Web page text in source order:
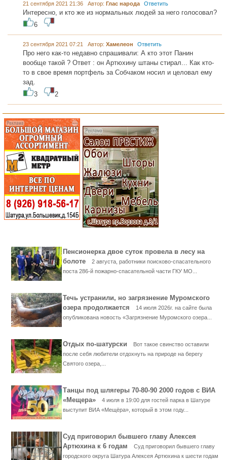
21 сентября 2021 21:36 Автор: Глас народа Ответить
Интересно, и кто же из нормальных людей за него голосовал?
6
23 сентября 2021 07:21 Автор: Хамелеон Ответить
Про него как-то недавно спрашивали: А кто этот Панин
вообще такой ? Ответ : он Артюхину штаны стирал... Как кто-
то в свое время портфель за Собчаком носил и целовал ему
зад.
3
2
Пенсионерка двое суток провела в лесу на
болоте
2 августа, работники поисково-спасательного
поста 286-й пожарно-спасательной части ГКУ МО...
Течь устранили, но загрязнение Муромского
озера продолжается
14 июля 2026г. на сайте была
опубликована новость «Загрязнение Муромского озера...
Отдых по-шатурски
Вот такое свинство оставили
после себя любители отдохнуть на природе на берегу
Святого озера,...
Танцы под шлягеры 70-80-90 2000 годов с ВИА
«Мещера»
4 июля в 19:00 для гостей парка в Шатуре
выступит ВИА «Мещёра», который в этом году...
Суд приговорил бывшего главу Алексея
Артюхина к 6 годам
Суд приговорил бывшего главу
городского округа Шатура Алексея Артюхина к шести годам